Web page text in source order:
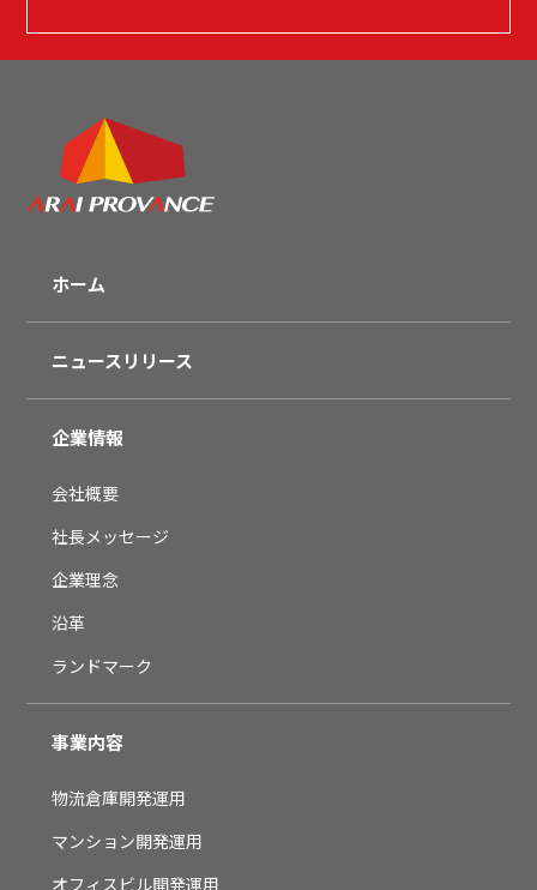
ホーム
ニュースリリース
企業情報
会社概要
社長メッセージ
企業理念
沿革
ランドマーク
事業内容
物流倉庫開発運用
マンション開発運用
オフィスビル開発運用